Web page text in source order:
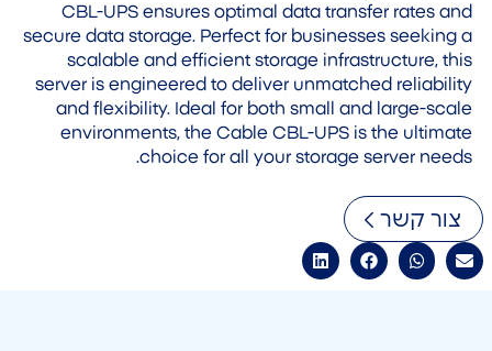
CBL-UPS ensures optimal data transfer rates and
secure data storage. Perfect for businesses seeking a
scalable and efficient storage infrastructure, this
server is engineered to deliver unmatched reliability
and flexibility. Ideal for both small and large-scale
environments, the Cable CBL-UPS is the ultimate
choice for all your storage server needs.
צור קשר